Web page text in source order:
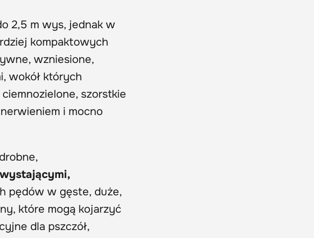
2,5 m wys, jednak w
kompaktowych
wzniesione,
wokół których
szorstkie
i mocno
pędów w gęste, duże,
które mogą kojarzyć
dla pszczół,